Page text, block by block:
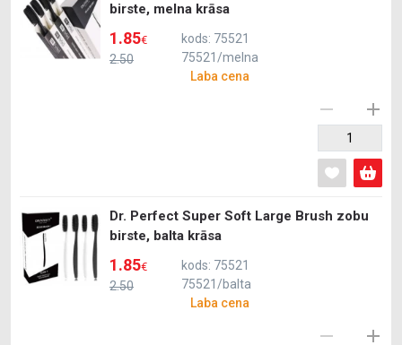
birste, melna krāsa
2.50
1.85€
kods: 75521
75521/melna
Laba cena
Dr. Perfect Super Soft Large Brush zobu
birste, balta krāsa
2.50
1.85€
kods: 75521
75521/balta
Laba cena